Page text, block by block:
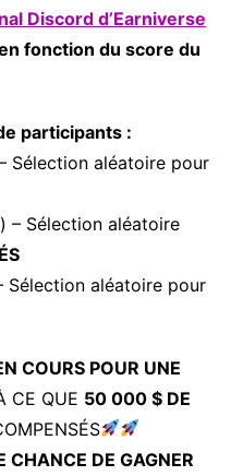
Discord d’Earniverse
fonction du score du
participants :
Sélection aléatoire pour
– Sélection aléatoire
Sélection aléatoire pour
COURS POUR UNE
CE QUE 50 000 $ DE
CHANCE DE GAGNER